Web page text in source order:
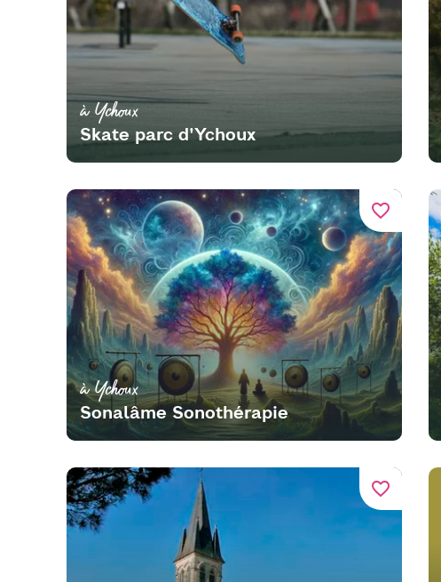
à Ychoux
Skate parc d'Ychoux
favorite_border
à Ychoux
Sonalâme Sonothérapie
favorite_border